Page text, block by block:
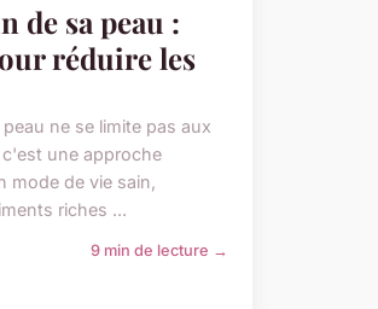
de sa peau :
réduire les
ne se limite pas aux
une approche
mode de vie sain,
riches ...
9 min de lecture →